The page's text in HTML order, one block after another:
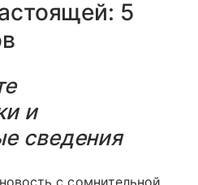
5
и
сведения